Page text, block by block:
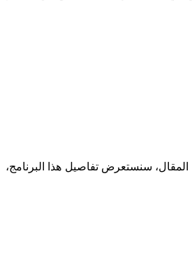
سنستعرض تفاصيل هذا البرنامج،